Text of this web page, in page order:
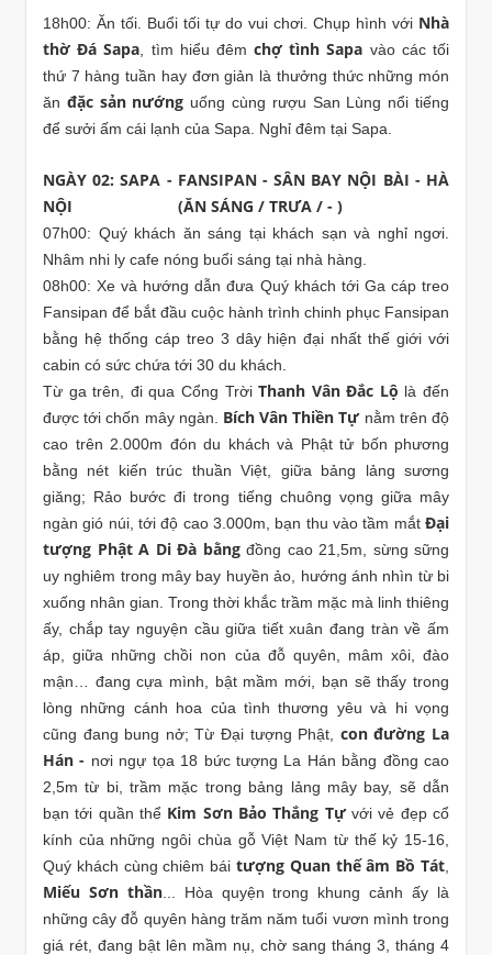
18h00: Ăn tối. Buổi tối tự do vui chơi. Chụp hình với Nhà
thờ Đá Sapa , tìm hiểu đêm chợ tình Sapa vào các tối
thứ 7 hàng tuần hay đơn giản là thưởng thức những món
ăn đặc sản nướng uống cùng rượu San Lùng nổi tiếng
để sưởi ấm cái lạnh của Sapa. Nghỉ đêm tại Sapa.
NGÀY 02: SAPA - FANSIPAN - SÂN BAY NỘI BÀI - HÀ
NỘI (ĂN SÁNG / TRƯA / - )
07h00: Quý khách ăn sáng tại khách sạn và nghỉ ngơi.
Nhâm nhi ly cafe nóng buổi sáng tại nhà hàng.
08h00: Xe và hướng dẫn đưa Quý khách tới Ga cáp treo
Fansipan để bắt đầu cuộc hành trình chinh phục Fansipan
bằng hệ thống cáp treo 3 dây hiện đại nhất thế giới với
cabin có sức chứa tới 30 du khách.
Từ ga trên, đi qua Cổng TrờiThanh Vân Đắc Lộ là đến
được tới chốn mây ngàn. Bích Vân Thiền Tựnằm trên độ
cao trên 2.000m đón du khách và Phật tử bốn phương
bằng nét kiến trúc thuần Việt, giữa bảng lảng sương
giăng; Rảo bước đi trong tiếng chuông vọng giữa mây
ngàn gió núi, tới độ cao 3.000m, bạn thu vào tầm mắt Đại
tượng Phật A Di Đà bằngđồng cao 21,5m, sừng sững
uy nghiêm trong mây bay huyền ảo, hướng ánh nhìn từ bi
xuống nhân gian. Trong thời khắc trầm mặc mà linh thiêng
ấy, chắp tay nguyện cầu giữa tiết xuân đang tràn về ấm
áp, giữa những chồi non của đỗ quyên, mâm xôi, đào
mận… đang cựa mình, bật mầm mới, bạn sẽ thấy trong
lòng những cánh hoa của tình thương yêu và hi vọng
cũng đang bung nở; Từ Đại tượng Phật, con đường La
Hán - nơi ngự tọa 18 bức tượng La Hán bằng đồng cao
2,5m từ bi, trầm mặc trong bảng lảng mây bay, sẽ dẫn
bạn tới quần thể Kim Sơn Bảo Thắng Tựvới vẻ đẹp cổ
kính của những ngôi chùa gỗ Việt Nam từ thế kỷ 15-16,
Quý khách cùng chiêm bái tượng Quan thế âm Bồ Tát
Miếu Sơn thần... Hòa quyện trong khung cảnh ấy là
những cây đỗ quyên hàng trăm năm tuổi vươn mình trong
giá rét, đang bật lên mầm nụ, chờ sang tháng 3, tháng 4